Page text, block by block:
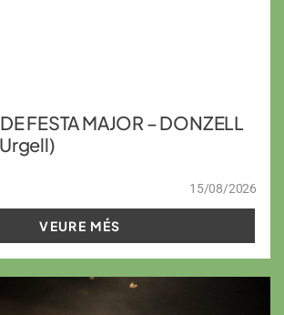
FESTA MAJOR – DONZELL
15/08/2026
VEURE MÉS